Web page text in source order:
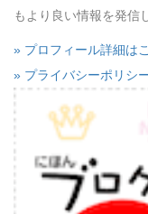
もより良い情報を発信
» プロフィール詳細は
» プライバシーポリシ